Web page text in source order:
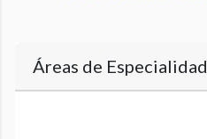
Áreas de Especialidad